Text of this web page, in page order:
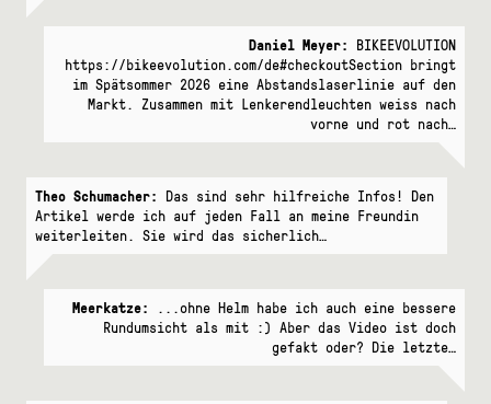
Daniel Meyer: BIKEEVOLUTION
https://bikeevolution.com/de#checkoutSection bringt
im Spätsommer 2026 eine Abstandslaserlinie auf den
Markt. Zusammen mit Lenkerendleuchten weiss nach
vorne und rot nach…
Theo Schumacher: Das sind sehr hilfreiche Infos! Den
Artikel werde ich auf jeden Fall an meine Freundin
weiterleiten. Sie wird das sicherlich…
Meerkatze:
...ohne Helm habe ich auch eine bessere
Rundumsicht als mit :) Aber das Video ist doch
gefakt oder? Die letzte…